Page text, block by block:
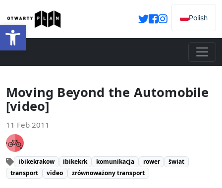
Open toolbar
Polish
Moving Beyond the Automobile
[video]
11 Feb 2011
ibikekrakow ibikekrk komunikacja rower
świat
transport
video zrównoważony transport